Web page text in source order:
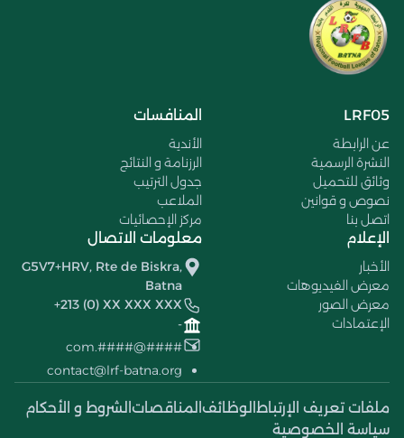
LRF05
عن الرابطة
النشرة الرسمية
وثائق للتحميل
نصوص و قوانين
اتصل بنا
المنافسات
الأندية
الرزنامة و النتائج
جدول الترتيب
الملاعب
مركز الإحصائيات
الإعلام
الأخبار
معرض الفيديوهات
معرض الصور
الإعتمادات
معلومات الاتصال
G5V7+HRV, Rte de Biskra,
Batna
+213 (0) XX XXX XXX
-
####@####.com
contact@lrf-batna.org
ملفات تعريف الإرتباط الوظائف المناقصات الشروط و الأحكام
سياسة الخصوصية